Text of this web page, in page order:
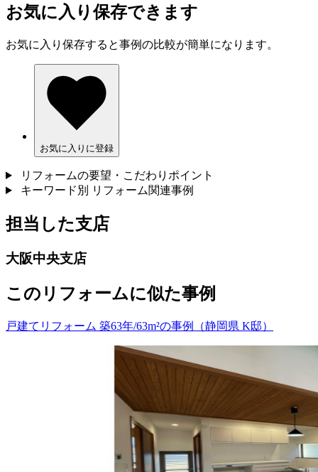
お気に入り保存できます
お気に入り保存すると事例の比較が簡単になります。
お気に入りに登録
リフォームの要望・こだわりポイント
キーワード別 リフォーム関連事例
担当した支店
大阪中央支店
このリフォームに似た事例
戸建てリフォーム 築63年/63m²の事例（静岡県 K邸）